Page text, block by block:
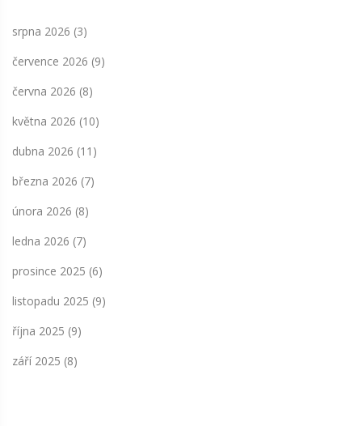
srpna 2026 (3)
července 2026 (9)
června 2026 (8)
května 2026 (10)
dubna 2026 (11)
března 2026 (7)
února 2026 (8)
ledna 2026 (7)
prosince 2025 (6)
listopadu 2025 (9)
října 2025 (9)
září 2025 (8)